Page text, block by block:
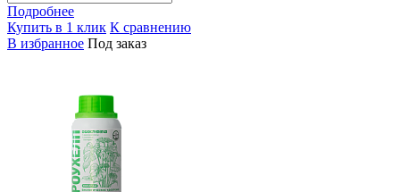
Подробнее
Купить в 1 клик К сравнению
В избранное Под заказ